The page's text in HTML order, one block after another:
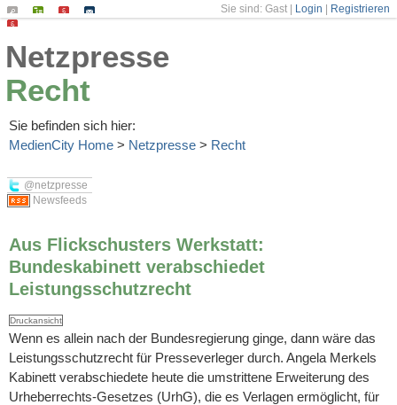
Netzpresse
Recht
Sie befinden sich hier:
MedienCity Home > Netzpresse > Recht
@netzpresse
Newsfeeds
Aus Flickschusters Werkstatt:
Bundeskabinett verabschiedet
Leistungsschutzrecht
Druckansicht
Wenn es allein nach der Bundesregierung ginge, dann wäre das
Leistungsschutzrecht für Presseverleger durch. Angela Merkels
Kabinett verabschiedete heute die umstrittene Erweiterung des
Urheberrechts-Gesetzes (UrhG), die es Verlagen ermöglicht, für
Suchen
Index
Sie sind: Gast | Login Registrieren